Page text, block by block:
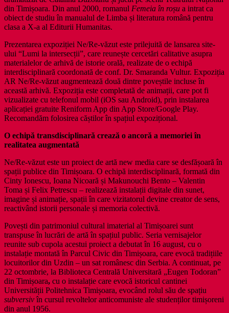
din Timișoara. Din anul 2000, romanul Femeia în roșu a intrat ca
obiect de studiu în manualul de Limba și literatura română pentru
clasa a X-a al Editurii Humanitas.
Prezentarea expoziției Ne/Re-văzut este prilejuită de lansarea site-
ului “Lumi la intersecții”, care reunește cercetări calitative asupra
materialelor de arhivă de istorie orală, realizate de o echipă
interdisciplinară coordonată de conf. Dr. Smaranda Vultur. Expoziția
AR Ne/Re-văzut augmentează două dintre poveștile incluse în
această arhivă. Expoziția este completată de animații, care pot fi
vizualizate cu telefonul mobil (iOS sau Android), prin instalarea
aplicației gratuite Reniform App din App Store/Google Play.
Recomandăm folosirea căștilor în spațiul expozițional.
O echipă transdisciplinară crează o ancoră a memoriei în
realitatea augmentată
Ne/Re-văzut este un proiect de artă new media care se desfășoară în
spații publice din Timișoara. O echipă interdisciplinară, formată din
Cinty Ionescu, Ioana Nicoară și Makunouchi Bento – Valentin
Toma și Felix Petrescu – realizează instalații digitale din sunet,
imagine și animație, spații în care vizitatorul devine creator de sens,
reactivând istorii personale și memoria colectivă.
Povești din patrimoniul cultural imaterial al Timișoarei sunt
transpuse în lucrări de artă în spațiul public. Seria vernisajelor
reunite sub cupola acestui proiect a debutat în 16 august, cu o
instalație montată în Parcul Civic din Timișoara, care evocă tradițiile
locuitorilor din Uzdin – un sat românesc din Serbia. A continuat, pe
22 octombrie, la Biblioteca Centrală Universitară „Eugen Todoran”
din Timișoara, cu o instalație care evocă istoricul cantinei
Universității Politehnica Timișoara, evocând rolul său de spațiu
subversivîn cursul revoltelor anticomuniste ale studenților timișoreni
din anul 1956.